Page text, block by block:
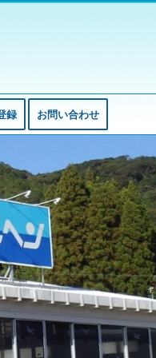
録 お問い合わせ